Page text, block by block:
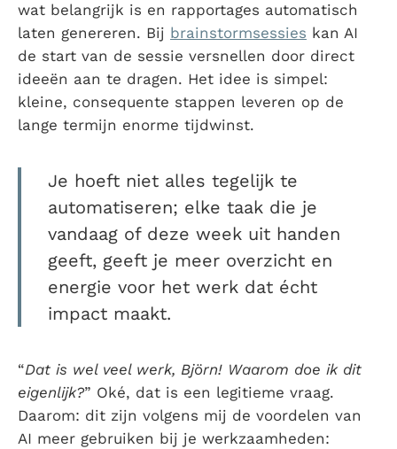
wat belangrijk is en rapportages automatisch
laten genereren. Bij brainstormsessies kan AI
de start van de sessie versnellen door direct
ideeën aan te dragen. Het idee is simpel:
kleine, consequente stappen leveren op de
lange termijn enorme tijdwinst.
Je hoeft niet alles tegelijk te
automatiseren; elke taak die je
vandaag of deze week uit handen
geeft, geeft je meer overzicht en
energie voor het werk dat écht
impact maakt.
“Dat is wel veel werk, Björn! Waarom doe ik dit
eigenlijk?” Oké, dat is een legitieme vraag.
Daarom: dit zijn volgens mij de voordelen van
AI meer gebruiken bij je werkzaamheden: